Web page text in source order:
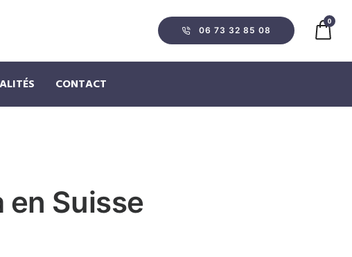
06 73 32 85 08‬
0
CONTACT
Suisse